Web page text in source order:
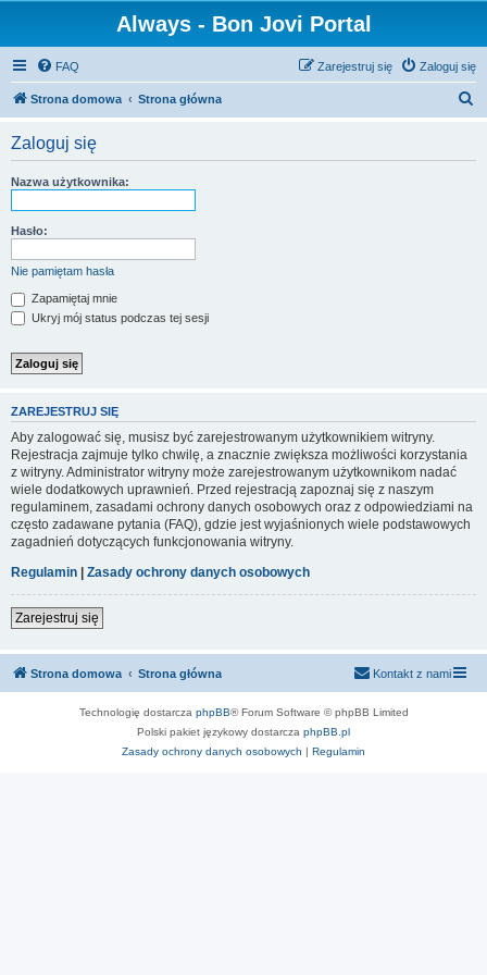
Always - Bon Jovi Portal
FAQ Zaloguj się
Zarejestruj się
Strona domowa Strona główna
Zaloguj się
Nazwa użytkownika:
Hasło:
Nie pamiętam hasła
Zapamiętaj mnie
Ukryj mój status podczas tej sesji
ZAREJESTRUJ SIĘ
Aby zalogować się, musisz być zarejestrowanym użytkownikiem witryny.
Rejestracja zajmuje tylko chwilę, a znacznie zwiększa możliwości korzystania
z witryny. Administrator witryny może zarejestrowanym użytkownikom nadać
wiele dodatkowych uprawnień. Przed rejestracją zapoznaj się z naszym
regulaminem, zasadami ochrony danych osobowych oraz z odpowiedziami na
często zadawane pytania (FAQ), gdzie jest wyjaśnionych wiele podstawowych
zagadnień dotyczących funkcjonowania witryny.
Regulamin | Zasady ochrony danych osobowych
Zarejestruj się
Strona domowa Strona główna Kontakt z nami
Technologię dostarcza phpBB® Forum Software © phpBB Limited
Polski pakiet językowy dostarcza phpBB.pl
Zasady ochrony danych osobowych | Regulamin